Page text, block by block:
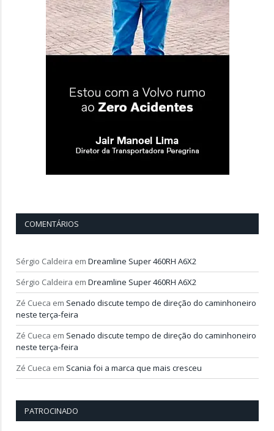
COMENTÁRIOS
Sérgio Caldeira em Dreamline Super 460RH A6X2
Sérgio Caldeira em Dreamline Super 460RH A6X2
Zé Cueca em Senado discute tempo de direção do caminhoneiro
neste terça-feira
Zé Cueca em Senado discute tempo de direção do caminhoneiro
neste terça-feira
Zé Cueca em Scania foi a marca que mais cresceu
PATROCINADO